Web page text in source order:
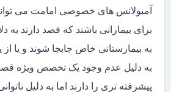
آمبولانس های خصوصی امامت می
برای بیمارانی باشند که قصد دارند به
به بیمارستانی خاص جابجا شوند و یا
به دلیل عدم وجود یک تخصص ویژه قصد
پیشرفته تری را دارند اما به دلیل